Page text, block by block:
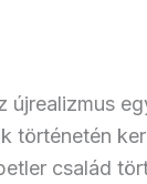
újrealizmus
történetén
család